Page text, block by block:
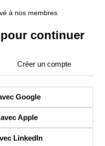
à nos membres
continuer
Créer un compte
Google
Apple
LinkedIn